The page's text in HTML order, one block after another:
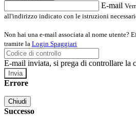
E-mail
all'indirizzo indicato con le istruzioni
Non hai una e-mail associata al nome utente?
tramite la Login Spaggiari
E-mail inviata, si prega di controllare la
Errore
Chiudi
Successo